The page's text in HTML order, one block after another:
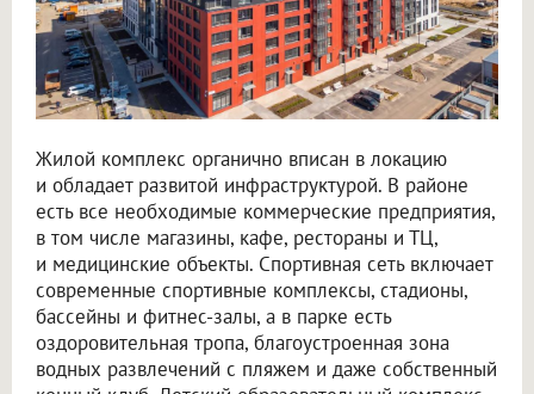
Жилой комплекс органично вписан в локацию
и обладает развитой инфраструктурой. В районе
есть все необходимые коммерческие предприятия,
в том числе магазины, кафе, рестораны и ТЦ,
и медицинские объекты. Спортивная сеть включает
современные спортивные комплексы, стадионы,
бассейны и фитнес-залы, а в парке есть
оздоровительная тропа, благоустроенная зона
водных развлечений с пляжем и даже собственный